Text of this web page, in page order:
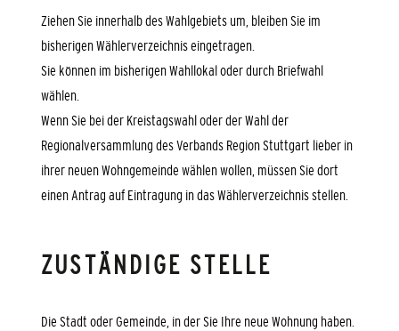
Ziehen Sie innerhalb des Wahlgebiets um, bleiben Sie im
bisherigen Wählerverzeichnis eingetragen.
Sie können im bisherigen Wahllokal oder durch Briefwahl
wählen.
Wenn Sie bei der Kreistagswahl oder der Wahl der
Regionalversammlung des Verbands Region Stuttgart lieber in
ihrer neuen Wohngemeinde wählen wollen, müssen Sie dort
einen Antrag auf Eintragung in das Wählerverzeichnis stellen.
ZUSTÄNDIGE STELLE
Die Stadt oder Gemeinde, in der Sie Ihre neue Wohnung haben.